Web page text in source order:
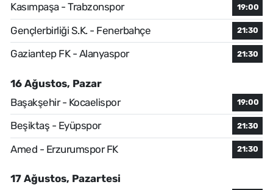
Kasımpaşa - Trabzonspor 19:00
Gençlerbirliği S.K. - Fenerbahçe 21:30
Gaziantep FK - Alanyaspor 21:30
16 Ağustos, Pazar
Başakşehir - Kocaelispor
19:00
Beşiktaş - Eyüpspor 21:30
Amed - Erzurumspor FK 21:30
17 Ağustos, Pazartesi